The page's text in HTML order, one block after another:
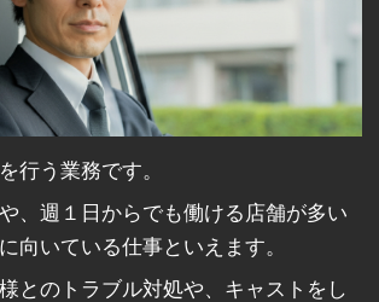
行う業務です。
、週１日からでも働ける店舗が多い
向いている仕事といえます。
とのトラブル対処や、キャストをし